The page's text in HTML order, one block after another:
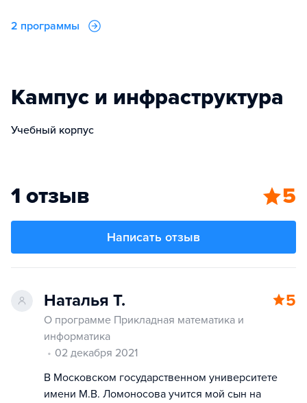
2 программы
Кампус и инфраструктура
Учебный корпус
1 отзыв 5
Написать отзыв
Наталья Т. 5
О программе Прикладная математика и
информатика
02 декабря 2021
В Московском государственном университете
имени М.В. Ломоносова учится мой сын на